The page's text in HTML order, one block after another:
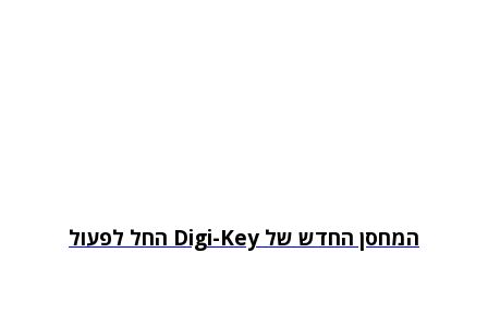
המחסן החדש של Digi-Key החל לפעול